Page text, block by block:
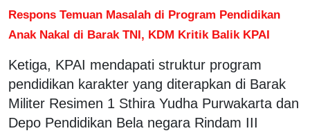
Respons Temuan Masalah di Program Pendidikan
Anak Nakal di Barak TNI, KDM Kritik Balik KPAI
Ketiga, KPAI mendapati struktur program
pendidikan karakter yang diterapkan di Barak
Militer Resimen 1 Sthira Yudha Purwakarta dan
Depo Pendidikan Bela negara Rindam III